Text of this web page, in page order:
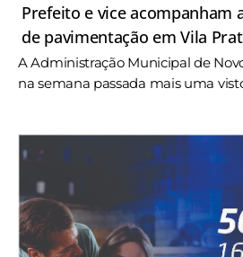
Prefeito e vice acompanham
de pavimentação em Vila
A Administração Municipal de
na semana passada mais uma